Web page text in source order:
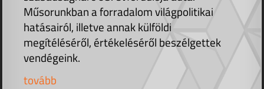
Műsorunkban a forradalom világpolitikai
hatásairól, illetve annak külföldi
megítéléséről, értékeléséről beszélgettek
vendégeink.
tovább